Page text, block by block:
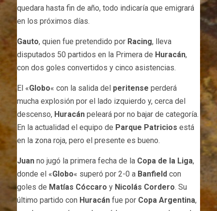
quedara hasta fin de año, todo indicaría que emigrará
en los próximos días.
Gauto, quien fue pretendido por Racing, lleva
disputados 50 partidos en la Primera de Huracán,
con dos goles convertidos y cinco asistencias.
El «Globo« con la salida del peritense perderá
mucha explosión por el lado izquierdo y, cerca del
descenso, Huracán peleará por no bajar de categoría.
En la actualidad el equipo de Parque Patricios está
en la zona roja, pero el presente es bueno.
Juan no jugó la primera fecha de la Copa de la Liga,
donde el «Globo« superó por 2-0 a Banfield con
goles de Matías Cóccaro y Nicolás Cordero. Su
último partido con Huracán fue por Copa Argentina,